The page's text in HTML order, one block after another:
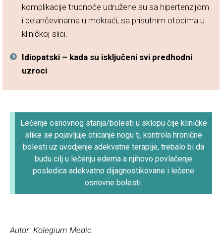
komplikacije trudnoće udružene su sa hipertenzijom
i belančevinama u mokraći, sa prisutnim otocima u
kliničkoj slici.
Idiopatski – kada su isključeni svi predhodni
uzroci
Lečenje osnovnog stanja/bolesti u sklopu čije kliničke
slike se pojavljuje oticanje nogu tj. kontrola hronične
bolesti uz uvodjenje adekvatne terapije, trebalo bi da
budu cilj u lečenju edema a njihovo povlačenje
posledica adekvatno dijagnostikovane i lečene
osnovne bolesti.
Autor: Kolegium Medic